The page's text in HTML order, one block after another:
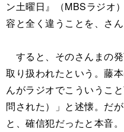
ン土曜日』（MBSラジオ
容と全く違うことを、さ
すると、そのさんまの
取り扱われたという。藤
んがラジオでこういうこ
問された）」と述懐。だ
と、確信犯だったと本音